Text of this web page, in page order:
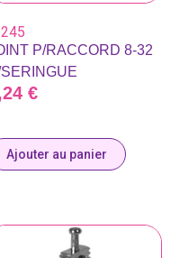
P/RACCORD 8-32
SERINGUE
€
Ajouter au panier